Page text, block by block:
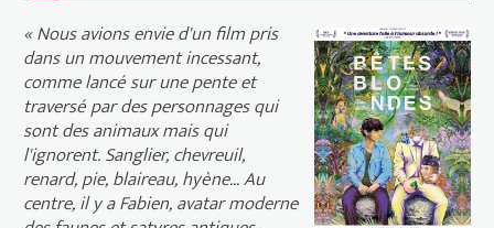
« Nous avions envie d'un film pris
dans un mouvement incessant,
comme lancé sur une pente et
traversé par des personnages qui
sont des animaux mais qui
l'ignorent. Sanglier, chevreuil,
renard, pie, blaireau, hyène... Au
centre, il y a Fabien, avatar moderne